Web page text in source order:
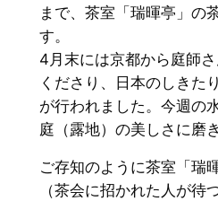
まで、茶室「瑞暉亭」 の
す。
4月末には京都から庭師
くださり、
日本のしきた
が行われました。 今週の
庭（露地） の美しさに磨
ご存知のように茶室「瑞
（茶会に招かれた人が待